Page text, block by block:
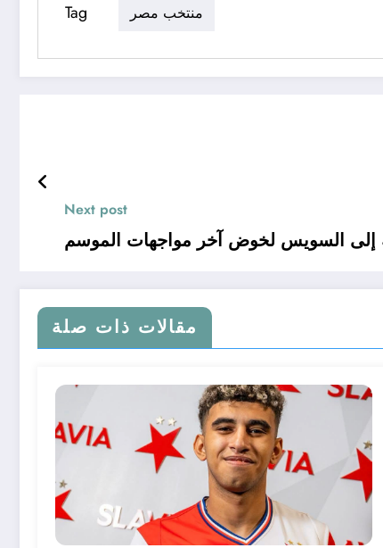
Tag منتخب مصر
Next post
إلى السويس لخوض آخر مواجهات الموسم
مقالات ذات صلة